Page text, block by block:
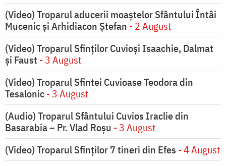
(Video) Troparul aducerii moaștelor Sfântului Întâi
Mucenic și Arhidiacon Ștefan - 2 August
(Video) Troparul Sfinților Cuvioși Isaachie, Dalmat
și Faust - 3 August
(Video) Troparul Sfintei Cuvioase Teodora din
Tesalonic- 3 August
(Audio) Troparul Sfântului Cuvios Iraclie din
Basarabia – Pr. Vlad Roșu - 3 August
(Video) Troparul Sfinților 7 tineri din Efes - 4 August